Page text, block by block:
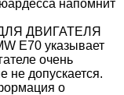
напомнит
ДВИГАТЕЛЯ
E70 указывает
очень
не допускается.
о